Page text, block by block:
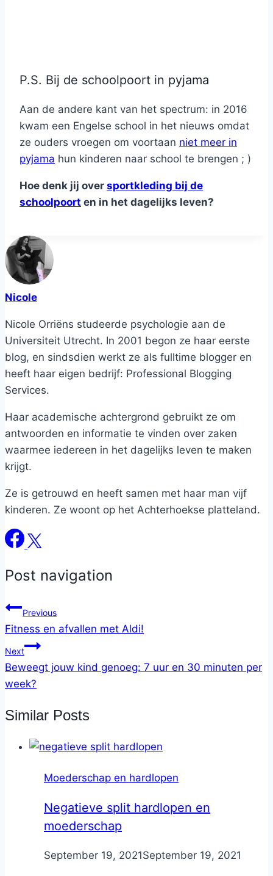
P.S. Bij de schoolpoort in pyjama
Aan de andere kant van het spectrum: in 2016
kwam een Engelse school in het nieuws omdat
ze ouders vroegen om voortaan niet meer in
pyjama hun kinderen naar school te brengen ; )
Hoe denk jij over sportkleding bij de
schoolpoort en in het dagelijks leven?
Nicole
Nicole Orriëns studeerde psychologie aan de
Universiteit Utrecht. In 2001 begon ze haar eerste
blog, en sindsdien werkt ze als fulltime blogger en
heeft haar eigen bedrijf: Professional Blogging
Services.
Haar academische achtergrond gebruikt ze om
antwoorden en informatie te vinden over zaken
waarmee iedereen in het dagelijks leven te maken
krijgt.
Ze is getrouwd en heeft samen met haar man vijf
kinderen. Ze woont op het Achterhoekse platteland.
Post navigation
Previous
Fitness en afvallen met Aldi!
Next
Beweegt jouw kind genoeg: 7 uur en 30 minuten per
week?
Similar Posts
Moederschap en hardlopen
Negatieve split hardlopen en
moederschap
ByNicole
September 19, 2021September 19, 2021